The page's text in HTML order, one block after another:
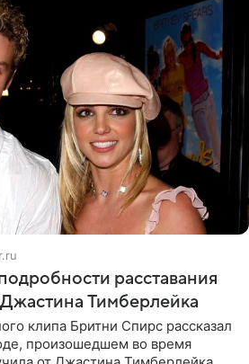
расставания
Тимберлейка
клипа Бритни Спирс рассказал
произошедшем во время